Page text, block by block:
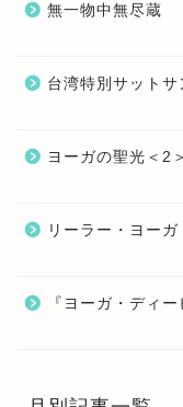
無一物中無尽蔵
台湾特別サット
ヨーガの聖光＜2＞
リーラー・ヨー
『ヨーガ・ディ